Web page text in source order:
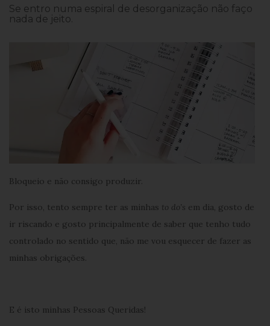
Se entro numa espiral de desorganização não faço
nada de jeito.
Bloqueio e não consigo produzir.
Por isso, tento sempre ter as minhas to do’s em dia, gosto de
ir riscando e gosto principalmente de saber que tenho tudo
controlado no sentido que, não me vou esquecer de fazer as
minhas obrigações.
E é isto minhas Pessoas Queridas!